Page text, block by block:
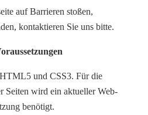
auf Barrieren stoßen,
kontaktieren Sie uns bitte.
und CSS3. Für die
Seiten wird ein aktueller Web-
benötigt.